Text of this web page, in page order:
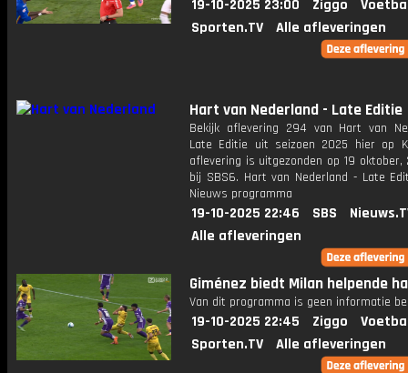
19-10-2025 23:00 Ziggo
Sporten.TV
Alle afleveringen
Hart van Nederland - Late Editie
Bekijk aflevering 294 van Hart van
Late Editie uit seizoen 2025 hier op
aflevering is uitgezonden op 19 oktober,
bij SBS6. Hart van Nederland - Late
Nieuws programma
19-10-2025 22:46 SBS
Alle afleveringen
Giménez biedt Milan helpende
Van dit programma is geen informatie
19-10-2025 22:45 Ziggo
Sporten.TV
Alle afleveringen